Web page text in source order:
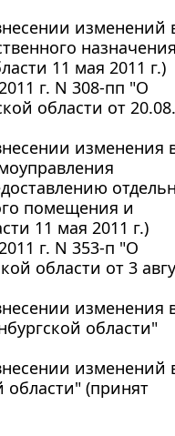
изменений
11 мая 2011 г.)
г. N 308-пп "О
области от
изменения
помещения и
11 мая 2011 г.)
г. N 353-п "О
области от 3
изменения
области"
изменений
(принят